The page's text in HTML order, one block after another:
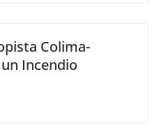
Colima-
Incendio